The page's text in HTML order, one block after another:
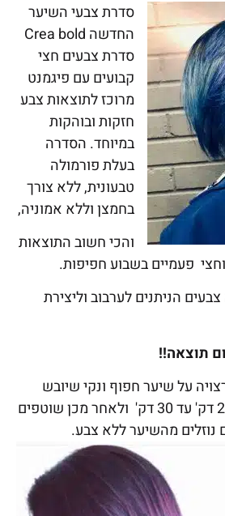
סדרת צבעי השיער
החדשה Crea bold
סדרת צבעים חצי
קבועים עם פיגמנט
מרוכז לתוצאות צבע
חזקות ובוהקות
במיוחד. הסדרה
בעלת פורמולה
טבעונית, ללא צורך
בחמצן וללא אמוניה,
והכי חשוב התוצאות
פעמיים בשבוע חפיפות.
הניתנים לערבוב וליצירת
תוצאה!!
על שיער חפוף ונקי שיובש
במגבת. ממתינים כ-20 דק' עד 30 דק' ולאחר מכן שוטפים
מהשיער ללא צבע.